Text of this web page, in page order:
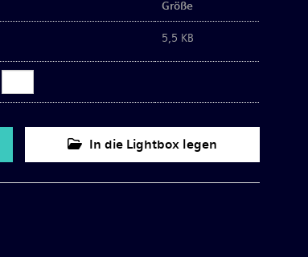
Größe
5,5 KB
In die Lightbox legen